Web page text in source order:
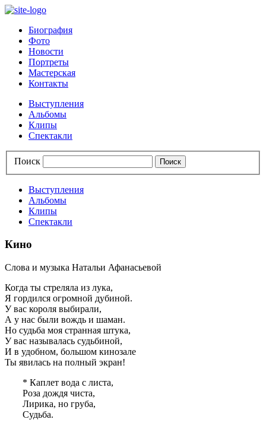
Биография
Фото
Новости
Портреты
Мастерская
Контакты
Выступления
Альбомы
Клипы
Спектакли
Поиск
Выступления
Альбомы
Клипы
Спектакли
Кино
Слова и музыка Натальи Афанасьевой
Когда ты стреляла из лука,
Я гордился огромной дубиной.
У вас короля выбирали,
А у нас были вождь и шаман.
Но судьба моя странная штука,
У вас называлась судьбиной,
И в удобном, большом кинозале
Ты явилась на полный экран!
* Каплет вода с листа,
Роза дождя чиста,
Лирика, но груба,
Судьба.